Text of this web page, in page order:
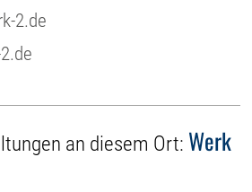
2.de
an diesem Ort: Werk